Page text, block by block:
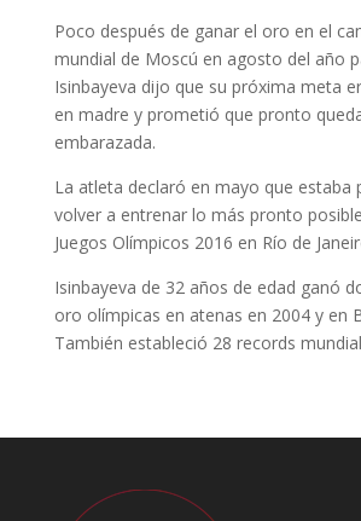
Poco después de ganar el oro en el
mundial de Moscú en agosto del año
Isinbayeva dijo que su próxima meta
en madre y prometió que pronto
embarazada.
La atleta declaró en mayo que estaba
volver a entrenar lo más pronto
Juegos Olímpicos 2016 en Río de
Isinbayeva de 32 años de edad ganó
oro olímpicas en atenas en 2004 y en
También estableció 28 records